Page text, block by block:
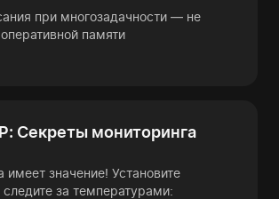
при многозадачности — не
памяти
Секреты мониторинга
имеет значение! Установите
следите за температурами: